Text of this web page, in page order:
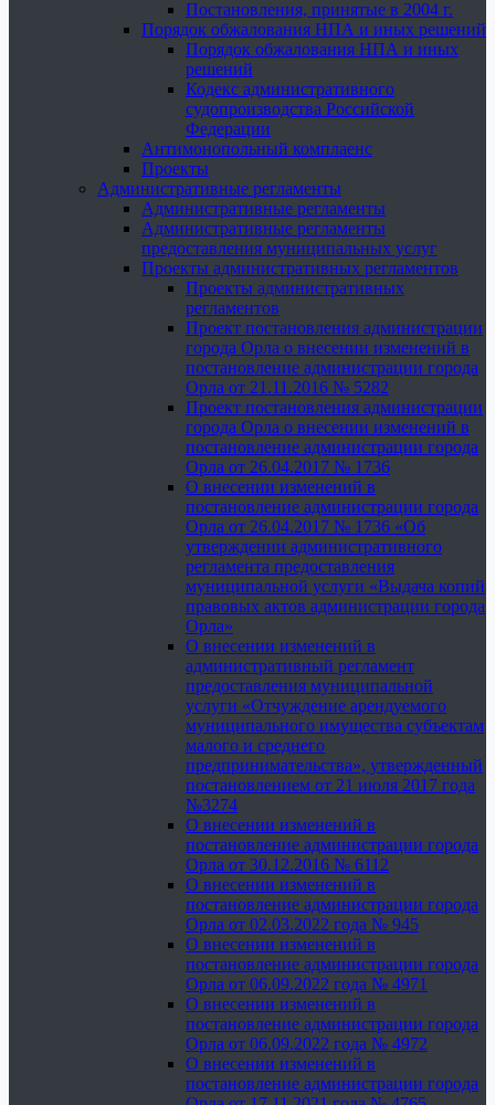
Постановления, принятые в 2004 г.
Порядок обжалования НПА и иных решений
Порядок обжалования НПА и иных
решений
Кодекс административного
судопроизводства Российской
Федерации
Антимонопольный комплаенс
Проекты
Административные регламенты
Административные регламенты
Административные регламенты
предоставления муниципальных услуг
Проекты административных регламентов
Проекты административных
регламентов
Проект постановления администрации
города Орла о внесении изменений в
постановление администрации города
Орла от 21.11.2016 № 5282
Проект постановления администрации
города Орла о внесении изменений в
постановление администрации города
Орла от 26.04.2017 № 1736
О внесении изменений в
постановление администрации города
Орла от 26.04.2017 № 1736 «Об
утверждении административного
регламента предоставления
муниципальной услуги «Выдача копий
правовых актов администрации города
Орла»
О внесении изменений в
административный регламент
предоставления муниципальной
услуги «Отчуждение арендуемого
муниципального имущества субъектам
малого и среднего
предпринимательства», утвержденный
постановлением от 21 июля 2017 года
№3274
О внесении изменений в
постановление администрации города
Орла от 30.12.2016 № 6112
О внесении изменений в
постановление администрации города
Орла от 02.03.2022 года № 945
О внесении изменений в
постановление администрации города
Орла от 06.09.2022 года № 4971
О внесении изменений в
постановление администрации города
Орла от 06.09.2022 года № 4972
О внесении изменений в
постановление администрации города